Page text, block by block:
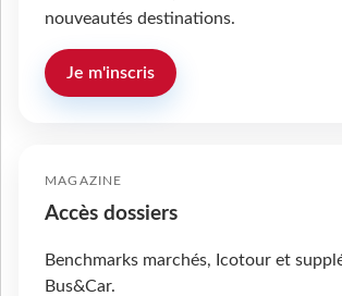
nouveautés destinations.
Je m'inscris
MAGAZINE
Accès dossiers
Benchmarks marchés, Icotour et
Bus&Car.